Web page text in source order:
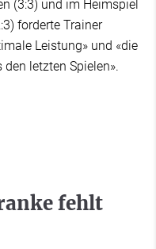
(3:3) und im Heimspiel
forderte Trainer
Leistung» und «die
letzten Spielen».
fehlt